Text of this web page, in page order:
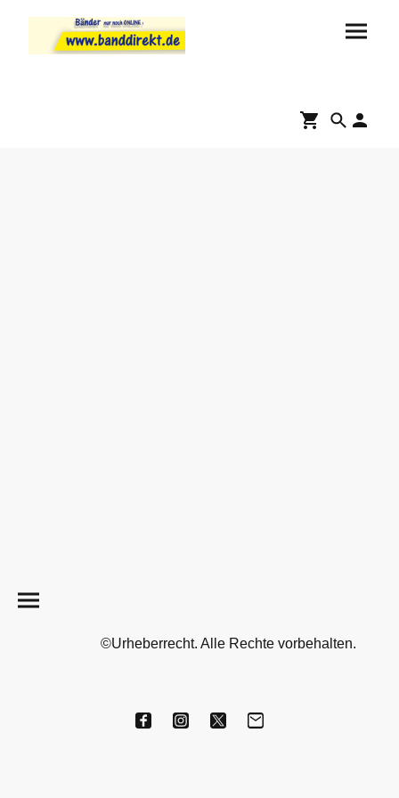
©Urheberrecht. Alle Rechte vorbehalten.